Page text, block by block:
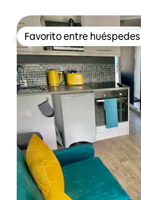
Favorito entre huéspedes
Favorito entre huéspedes